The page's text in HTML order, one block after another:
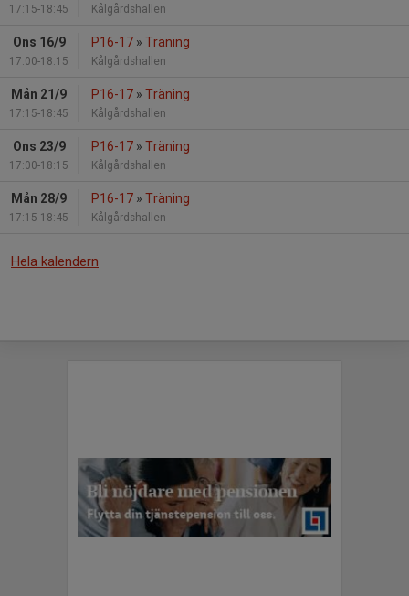
17:15-18:45 Kålgårdshallen
Ons 16/9
17:00-18:15
P16-17 » Träning
Kålgårdshallen
Mån 21/9
17:15-18:45
P16-17 » Träning
Kålgårdshallen
Ons 23/9
17:00-18:15
P16-17 » Träning
Kålgårdshallen
Mån 28/9
17:15-18:45
P16-17 » Träning
Kålgårdshallen
Hela kalendern